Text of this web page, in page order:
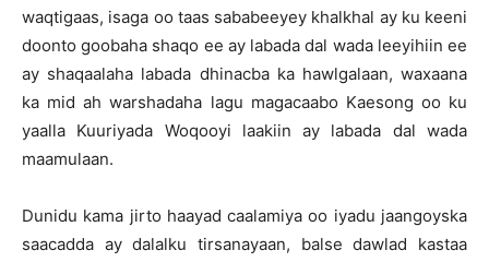
waqtigaas, isaga oo taas sababeeyey khalkhal ay ku keeni
doonto goobaha shaqo ee ay labada dal wada leeyihiin ee
ay shaqaalaha labada dhinacba ka hawlgalaan, waxaana
ka mid ah warshadaha lagu magacaabo Kaesong oo ku
yaalla Kuuriyada Woqooyi laakiin ay labada dal wada
maamulaan.
Dunidu kama jirto haayad caalamiya oo iyadu jaangoyska
saacadda ay dalalku tirsanayaan, balse dawlad kastaa